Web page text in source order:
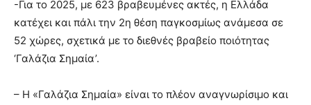
-Για το 2025, με 623 βραβευμένες ακτές, η Ελλάδα
κατέχει και πάλι την 2η θέση παγκοσμίως ανάμεσα σε
52 χώρες, σχετικά με το διεθνές βραβείο ποιότητας
‘Γαλάζια Σημαία’.
– Η «Γαλάζια Σημαία» είναι το πλέον αναγνωρίσιμο και